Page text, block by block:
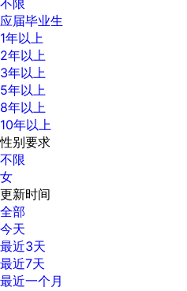
应届毕业生
1年以上
2年以上
3年以上
5年以上
8年以上
10年以上
性别要求
不限
女
更新时间
全部
今天
最近3天
最近7天
最近一个月